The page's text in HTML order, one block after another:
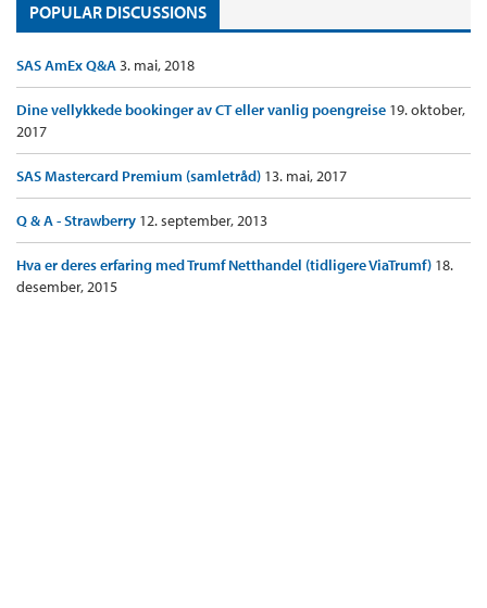
POPULAR DISCUSSIONS
SAS AmEx Q&A3. mai, 2018
Dine vellykkede bookinger av CT eller vanlig poengreise 19. oktober,
2017
SAS Mastercard Premium (samletråd) 13. mai, 2017
Q & A - Strawberry 12. september, 2013
Hva er deres erfaring med Trumf Netthandel (tidligere ViaTrumf) 18.
desember, 2015